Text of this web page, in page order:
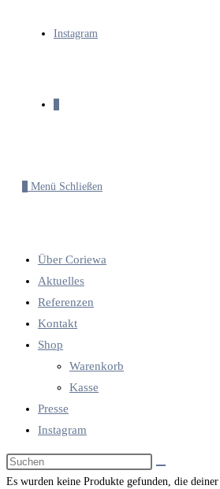
Instagram
Menü Schließen
Über Coriewa
Aktuelles
Referenzen
Kontakt
Shop
Warenkorb
Kasse
Presse
Instagram
Diese
Website
Es wurden keine Produkte gefunden, die